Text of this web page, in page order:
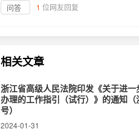
问答 1 位网友回复
相关文章
浙江省高级人民法院印发《关于进
办理的工作指引（试行）》的通知
号）
2024-01-31